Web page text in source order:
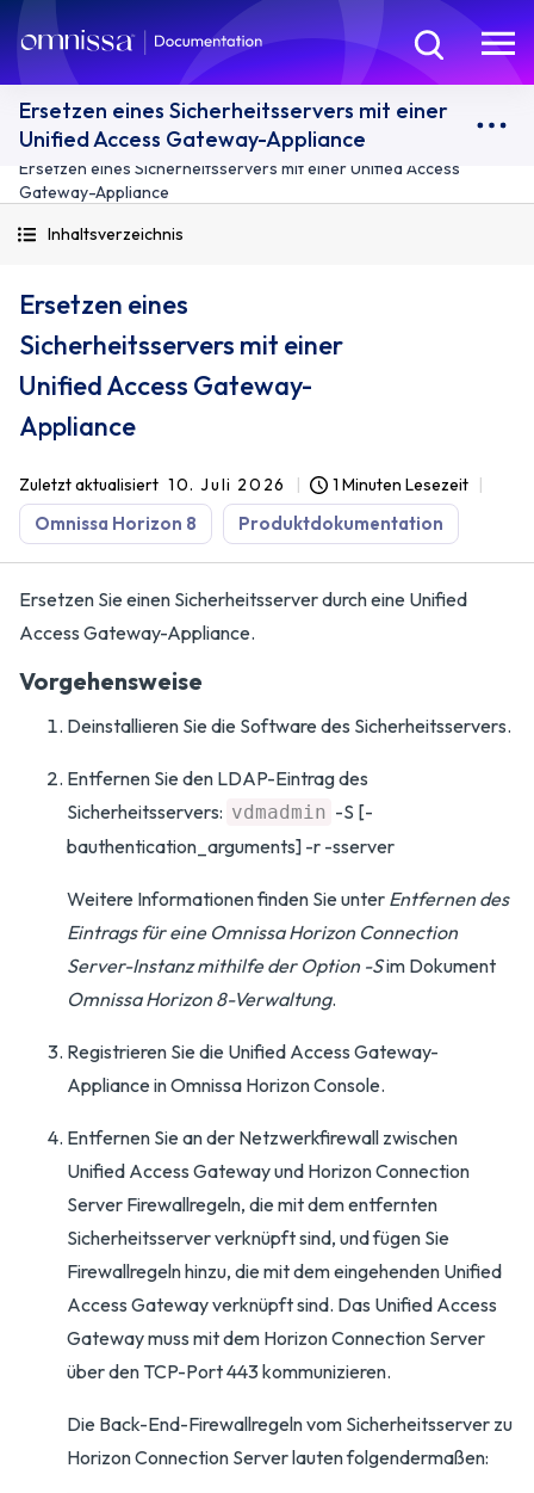
Ersetzen eines Sicherheitsservers mit einer
Unified Access Gateway-Appliance
Ersetzen eines Sicherheitsservers mit einer Unified Access
Gateway-Appliance
Inhaltsverzeichnis
Ersetzen eines
Sicherheitsservers mit einer
Unified Access Gateway-
Appliance
Zuletzt aktualisiert 10. Juli 2026 1 Minuten Lesezeit
Omnissa Horizon 8 Produktdokumentation
Ersetzen Sie einen Sicherheitsserver durch eine Unified
Access Gateway-Appliance.
Vorgehensweise
Deinstallieren Sie die Software des Sicherheitsservers.
Entfernen Sie den LDAP-Eintrag des
Sicherheitsservers: vdmadmin -S [-
bauthentication_arguments] -r -sserver
Weitere Informationen finden Sie unter Entfernen des
Eintrags für eine Omnissa Horizon Connection
Server-Instanz mithilfe der Option -Sim Dokument
Omnissa Horizon 8-Verwaltung.
Registrieren Sie die Unified Access Gateway-
Appliance in Omnissa Horizon Console.
Entfernen Sie an der Netzwerkfirewall zwischen
Unified Access Gateway und Horizon Connection
Server Firewallregeln, die mit dem entfernten
Sicherheitsserver verknüpft sind, und fügen Sie
Firewallregeln hinzu, die mit dem eingehenden Unified
Access Gateway verknüpft sind. Das Unified Access
Gateway muss mit dem Horizon Connection Server
über den TCP-Port 443 kommunizieren.
Die Back-End-Firewallregeln vom Sicherheitsserver zu
Horizon Connection Server lauten folgendermaßen: